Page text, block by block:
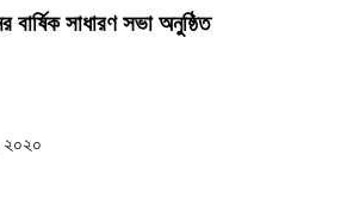
সাধারণ সভা অনুষ্ঠিত
২০২০